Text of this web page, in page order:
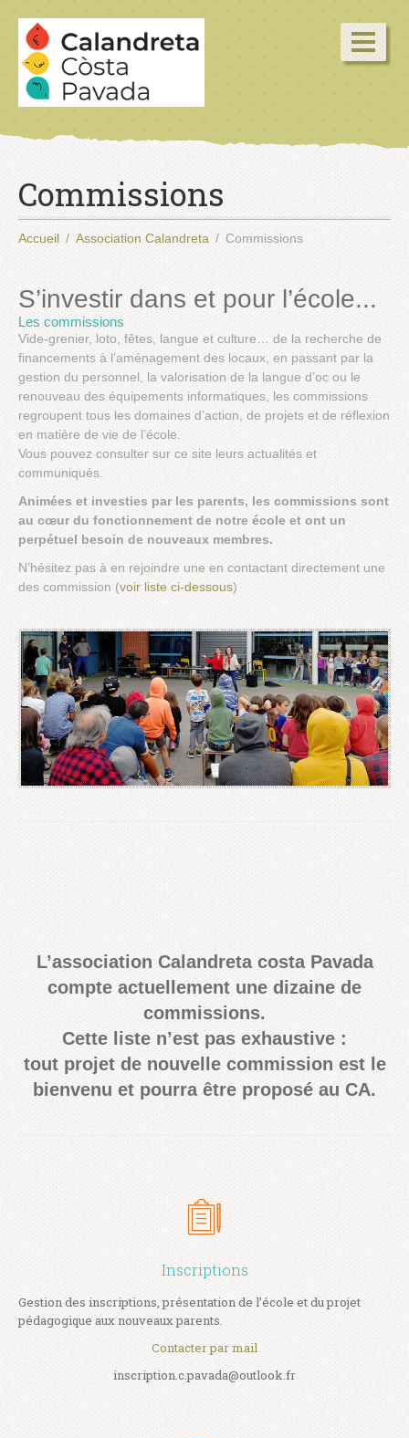
Commissions
Accueil Association Calandreta Commissions
S’investir dans et pour l’école...
Les commissions
Vide-grenier, loto, fêtes, langue et culture… de la recherche de
financements à l’aménagement des locaux, en passant par la
gestion du personnel, la valorisation de la langue d’oc ou le
renouveau des équipements informatiques, les commissions
regroupent tous les domaines d’action, de projets et de réflexion
en matière de vie de l’école.
Vous pouvez consulter sur ce site leurs actualités et
communiqués.
Animées et investies par les parents, les commissions sont
au cœur du fonctionnement de notre école et ont un
perpétuel besoin de nouveaux membres.
N’hésitez pas à en rejoindre une en contactant directement une
des commission (voir liste ci-dessous)
L’association Calandreta costa Pavada
compte actuellement une dizaine de
commissions.
Cette liste n’est pas exhaustive :
tout projet de nouvelle commission est le
bienvenu et pourra être proposé au CA.
Inscriptions
Gestion des inscriptions, présentation de l’école et du projet
pédagogique aux nouveaux parents.
Contacter par mail
inscription.c.pavada@outlook.fr